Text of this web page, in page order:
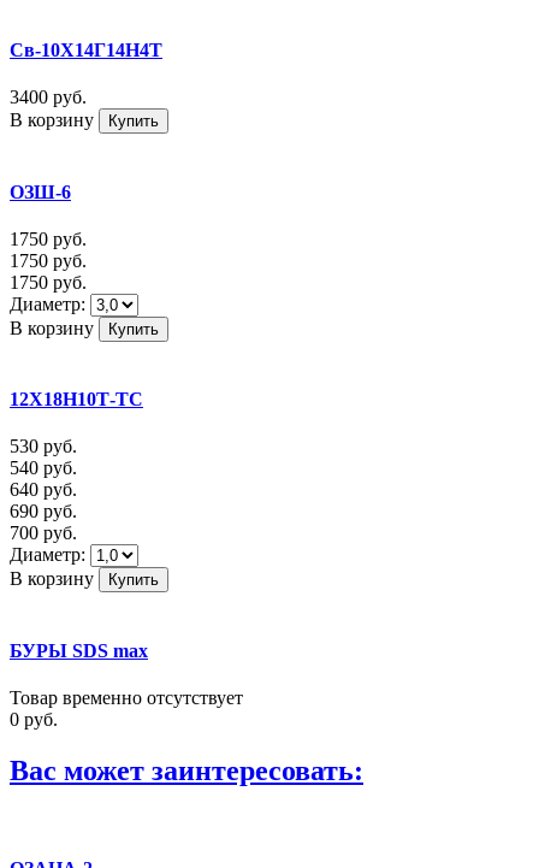
Св-10Х14Г14Н4Т
3400 руб.
В корзину
ОЗШ-6
1750 руб.
1750 руб.
1750 руб.
Диаметр:
В корзину
12Х18Н10Т-ТС
530 руб.
540 руб.
640 руб.
690 руб.
700 руб.
Диаметр:
В корзину
БУРЫ SDS max
Товар временно отсутствует
0 руб.
Вас может заинтересовать: